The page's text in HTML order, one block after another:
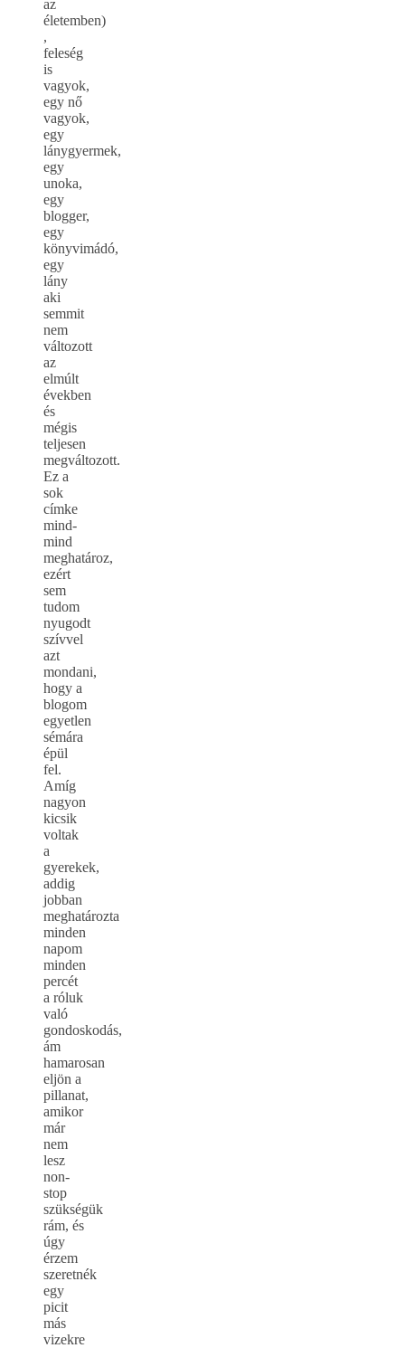
az
életemben)
,
feleség
is
vagyok,
egy nő
vagyok,
egy
lánygyermek,
egy
unoka,
egy
blogger,
egy
könyvimádó,
egy
lány
aki
semmit
nem
változott
az
elmúlt
években
és
mégis
teljesen
megváltozott.
Ez a
sok
címke
mind-
mind
meghatároz,
ezért
sem
tudom
nyugodt
szívvel
azt
mondani,
hogy a
blogom
egyetlen
sémára
épül
fel.
Amíg
nagyon
kicsik
voltak
a
gyerekek,
addig
jobban
meghatározta
minden
napom
minden
percét
a róluk
való
gondoskodás,
ám
hamarosan
eljön a
pillanat,
amikor
már
nem
lesz
non-
stop
szükségük
rám, és
úgy
érzem
szeretnék
egy
picit
más
vizekre